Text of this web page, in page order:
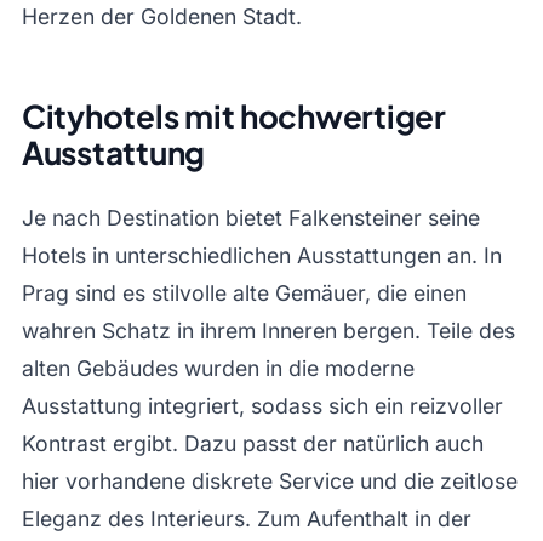
Herzen der Goldenen Stadt.
Cityhotels mit hochwertiger
Ausstattung
Je nach Destination bietet Falkensteiner seine
Hotels in unterschiedlichen Ausstattungen an. In
Prag sind es stilvolle alte Gemäuer, die einen
wahren Schatz in ihrem Inneren bergen. Teile des
alten Gebäudes wurden in die moderne
Ausstattung integriert, sodass sich ein reizvoller
Kontrast ergibt. Dazu passt der natürlich auch
hier vorhandene diskrete Service und die zeitlose
Eleganz des Interieurs. Zum Aufenthalt in der